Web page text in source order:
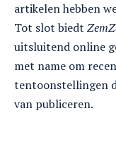
artikelen hebben
Tot slot biedt
uitsluitend online
met name om
tentoonstellingen
van publiceren.